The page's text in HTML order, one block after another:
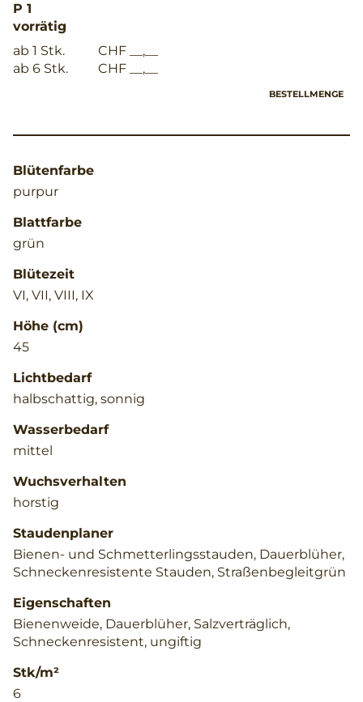
P 1
vorrätig
ab 1 Stk.
CHF __,__
ab 6 Stk.
CHF __,__
BESTELLMENGE
Blütenfarbe
purpur
Blattfarbe
grün
Blütezeit
VI, VII, VIII, IX
Höhe (cm)
45
Lichtbedarf
halbschattig, sonnig
Wasserbedarf
mittel
Wuchsverhalten
horstig
Staudenplaner
Bienen- und Schmetterlingsstauden, Dauerblüher,
Schneckenresistente Stauden, Straßenbegleitgrün
Eigenschaften
Bienenweide, Dauerblüher, Salzverträglich,
Schneckenresistent, ungiftig
Stk/m²
6